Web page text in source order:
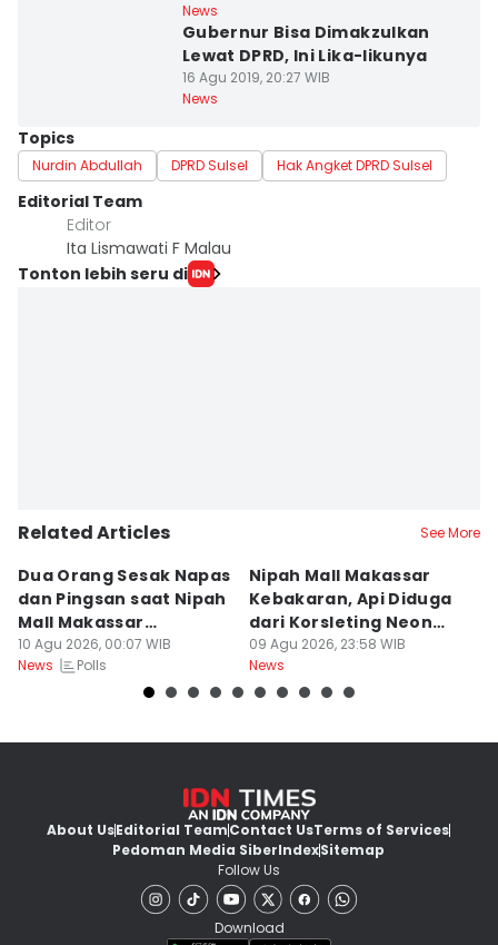
News
Gubernur Bisa Dimakzulkan
Lewat DPRD, Ini Lika-likunya
16 Agu 2019, 20:27 WIB
News
Topics
Nurdin Abdullah DPRD Sulsel Hak Angket DPRD Sulsel
Editorial Team
Editor
Ita Lismawati F Malau
Tonton lebih seru di
Related Articles See More
Dua Orang Sesak Napas
dan Pingsan saat Nipah
Mall Makassar
Kebakaran
10 Agu 2026, 00:07 WIB
News
Polls
Nipah Mall Makassar
Kebakaran, Api Diduga
dari Korsleting Neon
Box
09 Agu 2026, 23:58 WIB
News
About UsEditorial TeamContact UsTerms of Services
Pedoman Media SiberIndexSitemap
Follow Us
Download